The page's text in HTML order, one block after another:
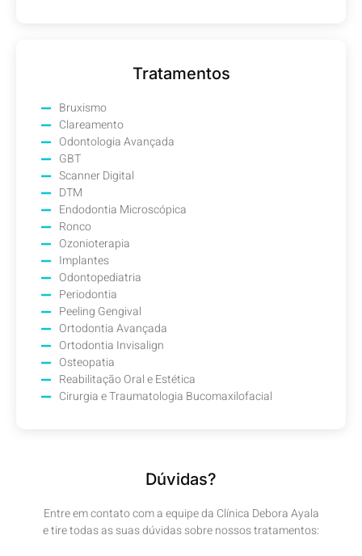
Tratamentos
Bruxismo
Clareamento
Odontologia Avançada
GBT
Scanner Digital
DTM
Endodontia Microscópica
Ronco
Ozonioterapia
Implantes
Odontopediatria
Periodontia
Peeling Gengival
Ortodontia Avançada
Ortodontia Invisalign
Osteopatia
Reabilitação Oral e Estética
Cirurgia e Traumatologia Bucomaxilofacial
Dúvidas?
Entre em contato com a equipe da Clínica Debora Ayala
e tire todas as suas dúvidas sobre nossos tratamentos: